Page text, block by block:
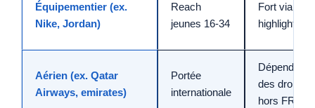
Équipementier (ex.
Nike, Jordan)
Reach
jeunes 16-34
Fort via
highlights
Aérien (ex. Qatar
Airways, emirates)
Portée
internationale
Dépend
des droits
hors FR